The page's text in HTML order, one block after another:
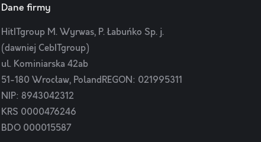
Dane firmy
HitITgroup M. Wyrwas, P. Łabuńko Sp. j.
(dawniej CebITgroup)
ul. Kominiarska 42ab
51-180 Wrocław, PolandREGON: 021995311
NIP: 8943042312
KRS 0000476246
BDO 000015587